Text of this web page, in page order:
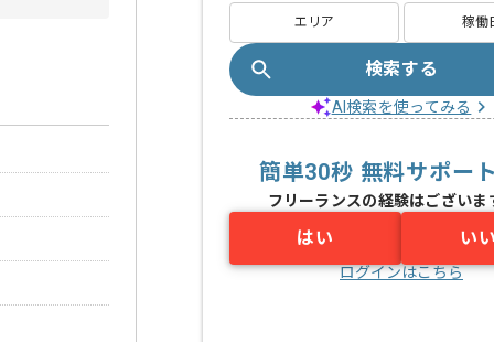
エリア 稼働
検索する
AI検索を使ってみる
簡単30秒 無料サポー
フリーランスの経験はございま
はい い
ログインはこちら